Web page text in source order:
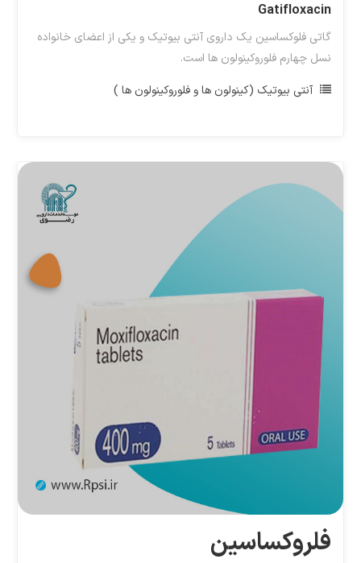
Gatifloxacin
گاتی فلوکساسین یک داروی آنتی بیوتیک و یکی از اعضای خانواده
نسل چهارم فلوروکینولون ها است.
آنتی بیوتیک (کینولون ها و فلوروکینولون ها )
فلروکساسین